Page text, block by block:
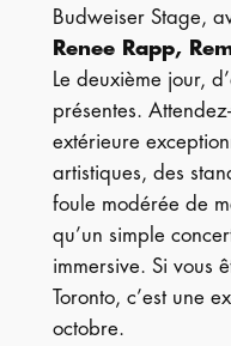
Budweiser Stage,
Renee Rapp,
Le deuxième jour,
présentes.
extérieure
artistiques, des
foule modérée de
qu’un simple
immersive. Si vous
Toronto, c’est une
octobre.